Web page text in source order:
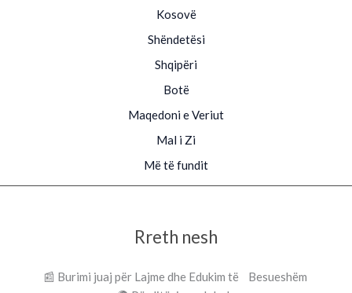
Kosovë
Shëndetësi
Shqipëri
Botë
Maqedoni e Veriut
Mal i Zi
Më të fundit
Rreth nesh
📰 Burimi juaj për Lajme dhe Edukim të Besueshëm